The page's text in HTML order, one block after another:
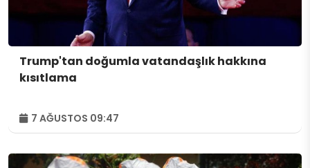
Trump'tan doğumla vatandaşlık hakkına
kısıtlama
7 AĞUSTOS 09:47